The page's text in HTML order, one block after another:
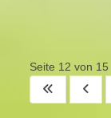
Seite 12 von 15